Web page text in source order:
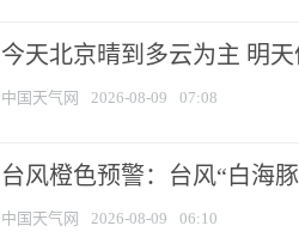
今天北京晴到多云为主 明
中国天气网 2026-08-09 07:08
台风橙色预警：台风“白海
中国天气网 2026-08-09 06:10